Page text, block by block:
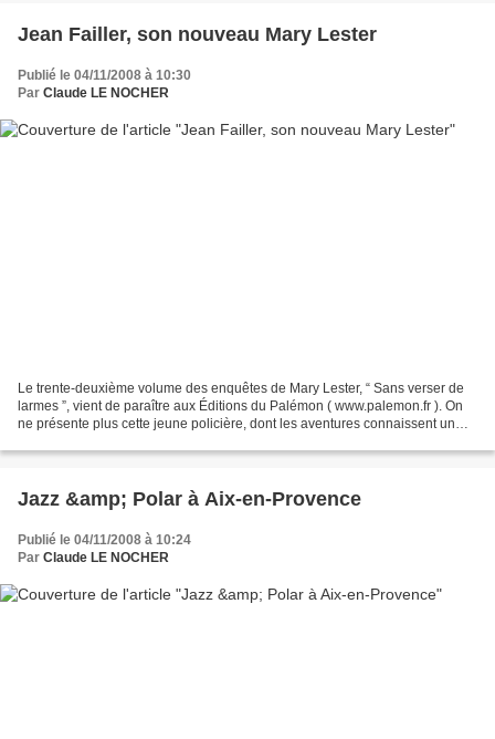
Jean Failler, son nouveau Mary Lester
Publié le 04/11/2008 à 10:30
Par Claude LE NOCHER
Le trente-deuxième volume des enquêtes de Mary Lester, “ Sans verser de
larmes ”, vient de paraître aux Éditions du Palémon ( www.palemon.fr ). On
ne présente plus cette jeune policière, dont les aventures connaissent un
Jazz &amp; Polar à Aix-en-Provence
Publié le 04/11/2008 à 10:24
Par Claude LE NOCHER